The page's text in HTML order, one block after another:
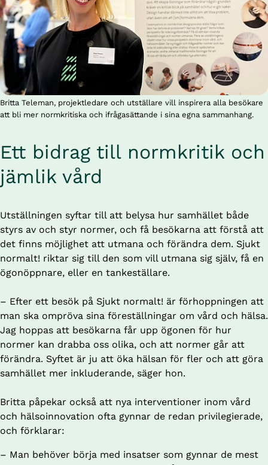
Britta Teleman, projektledare och utställare vill inspirera alla besökare
att bli mer normkritiska och ifrågasättande i sina egna sammanhang.
Ett bidrag till normkritik och
jämlik vård
Utställningen syftar till att belysa hur samhället både
styrs av och styr normer, och få besökarna att förstå att
det finns möjlighet att utmana och förändra dem. Sjukt
normalt! riktar sig till den som vill utmana sig själv, få en
ögonöppnare, eller en tankeställare.
– Efter ett besök på Sjukt normalt! är förhoppningen att
man ska ompröva sina föreställningar om vård och hälsa.
Jag hoppas att besökarna får upp ögonen för hur
normer kan drabba oss olika, och att normer går att
förändra. Syftet är ju att öka hälsan för fler och att göra
samhället mer inkluderande, säger hon.
Britta påpekar också att nya interventioner inom vård
och hälsoinnovation ofta gynnar de redan privilegierade,
och förklarar:
– Man behöver börja med insatser som gynnar de mest